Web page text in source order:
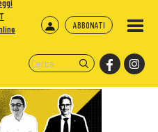
ABBONATI